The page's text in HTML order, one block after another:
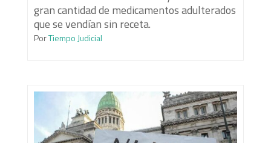
gran cantidad de medicamentos adulterados
que se vendían sin receta.
PorTiempo Judicial